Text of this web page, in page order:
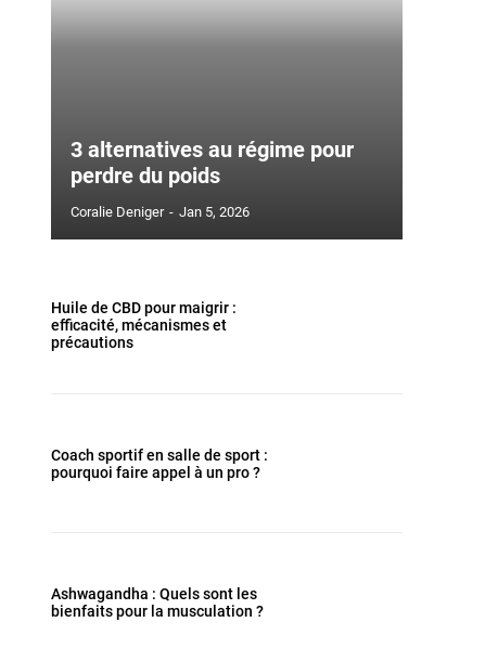
3 alternatives au régime pour
perdre du poids
Coralie Deniger - Jan 5, 2026
Huile de CBD pour maigrir :
efficacité, mécanismes et
précautions
Coach sportif en salle de sport :
pourquoi faire appel à un pro ?
Ashwagandha : Quels sont les
bienfaits pour la musculation ?